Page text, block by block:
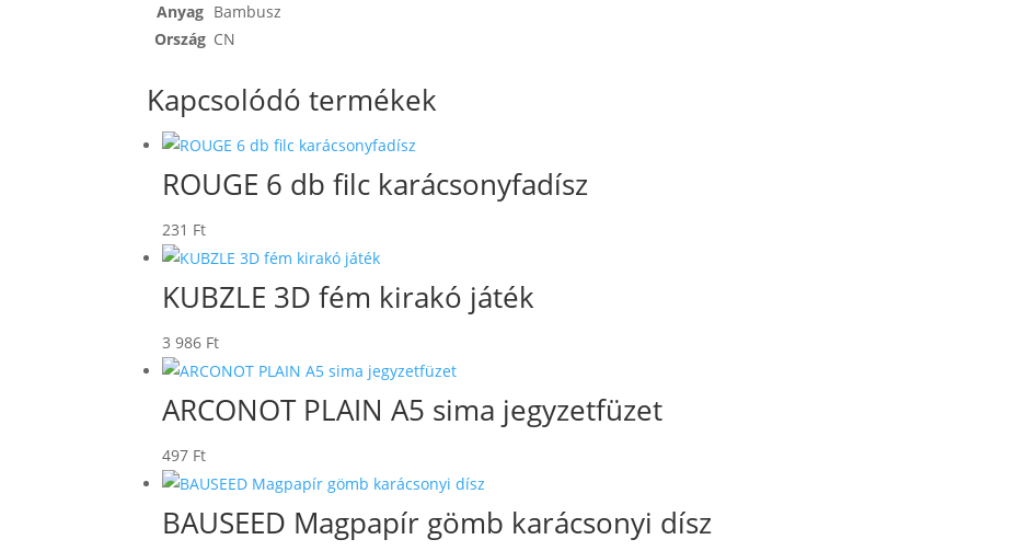
Anyag Bambusz
Ország CN
Kapcsolódó termékek
ROUGE 6 db filc karácsonyfadísz
231 Ft
KUBZLE 3D fém kirakó játék
3 986 Ft
ARCONOT PLAIN A5 sima jegyzetfüzet
497 Ft
BAUSEED Magpapír gömb karácsonyi dísz